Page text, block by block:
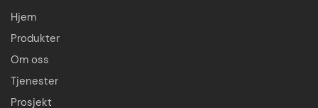
Hjem
Produkter
Om oss
Tjenester
Prosjekt